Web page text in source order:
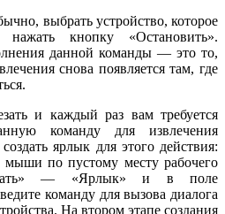
выбрать устройство, которое
кнопку «Остановить».
данной команды — это то,
снова появляется там, где
и каждый раз вам требуется
команду для извлечения
ярлык для этого действия:
мыши по пустому месту рабочего
— «Ярлык» и в поле
команду для вызова диалога
На втором этапе создания